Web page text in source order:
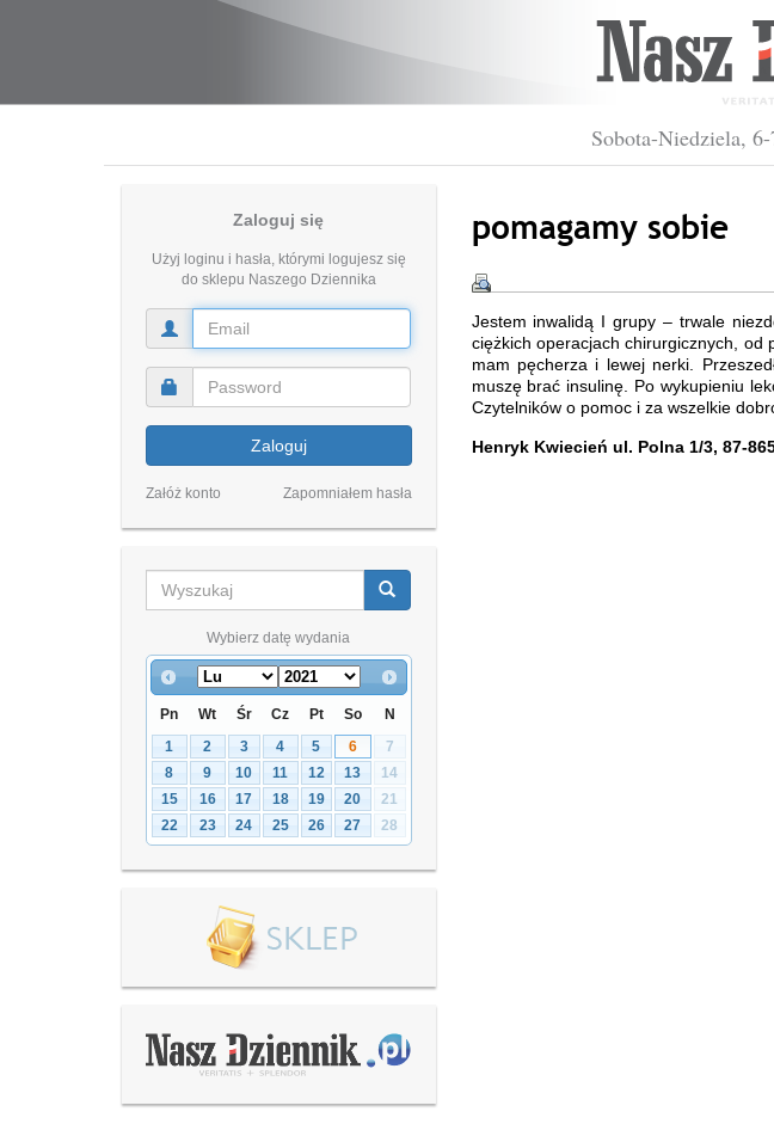
Sobota-Niedziela,
Zaloguj się
Użyj loginu i hasła, którymi logujesz się
do sklepu Naszego Dziennika
Zaloguj
Załóż konto Zapomniałem hasła
Wybierz datę wydania
Pn Wt Śr Cz Pt So
N
1
2 3 4 5 6
7
8
9 10 11 12 13
14
15
16 17 18 19 20
21
22
23 24 25 26 27 28
pomagamy sobie
Jestem inwalidą I grupy – trwale
ciężkich operacjach chirurgicznych,
mam pęcherza i lewej nerki.
muszę brać insulinę. Po wykupieniu
Czytelników o pomoc i za wszelkie
Henryk Kwiecień ul. Polna 1/3, 87-